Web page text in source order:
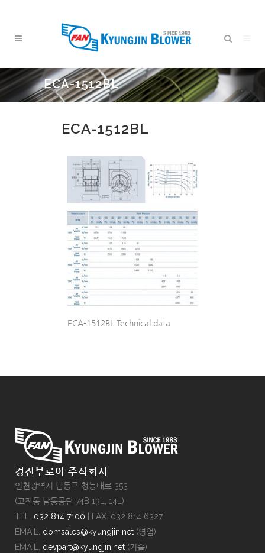
ECA-1512BL
ECA-1512BL
ECA-1512BL Technical data
경진부로아 주식회사
인천광역시 남동구 청능대로 353
(고잔동 남동공단 74B 13L, 14L)
TEL. 032 814 7100 | FAX. 032 814 6327
EMAIL. domsales@kyungjin.net (영업)
EMAIL. devpart@kyungjin.net (기술)